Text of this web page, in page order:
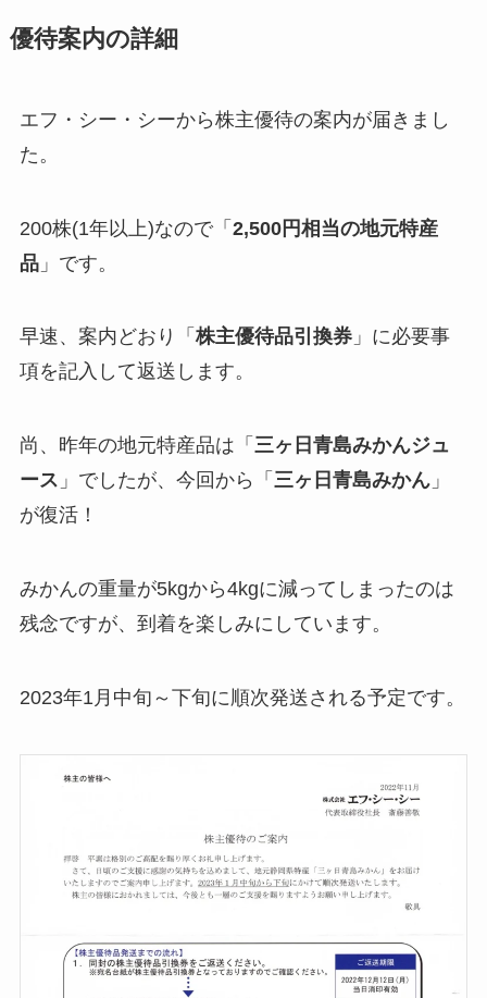
優待案内の詳細
エフ・シー・シーから株主優待の案内が届きまし
た。
200株(1年以上)なので「 2,500円相当の地元特産
品」です。
早速、案内どおり「 株主優待品引換券」に必要事
項を記入して返送します。
尚、昨年の地元特産品は「 三ヶ日青島みかんジュ
ース 」でしたが、今回から「 三ヶ日青島みかん」
が復活！
みかんの重量が5kgから4kgに減ってしまったのは
残念ですが、到着を楽しみにしています。
2023年1月中旬～下旬に順次発送される予定です。